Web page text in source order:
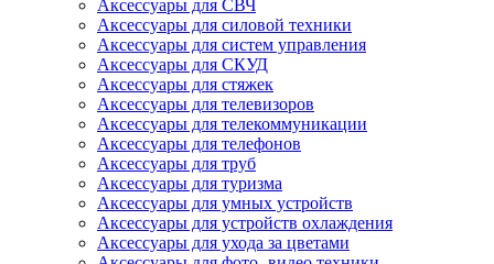
Аксессуары для СВЧ
Аксессуары для силовой техники
Аксессуары для систем управления
Аксессуары для СКУД
Аксессуары для стяжек
Аксессуары для телевизоров
Аксессуары для телекоммуникации
Аксессуары для телефонов
Аксессуары для труб
Аксессуары для туризма
Аксессуары для умных устройств
Аксессуары для устройств охлаждения
Аксессуары для ухода за цветами